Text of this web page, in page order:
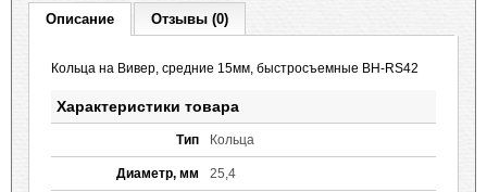
Описание Отзывы (0)
Кольца на Вивер, средние 15мм, быстросъемные BH-RS42
Характеристики товара
Тип Кольца
Диаметр, мм 25,4